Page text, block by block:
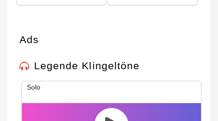
Ads
Legende Klingeltöne
Solo